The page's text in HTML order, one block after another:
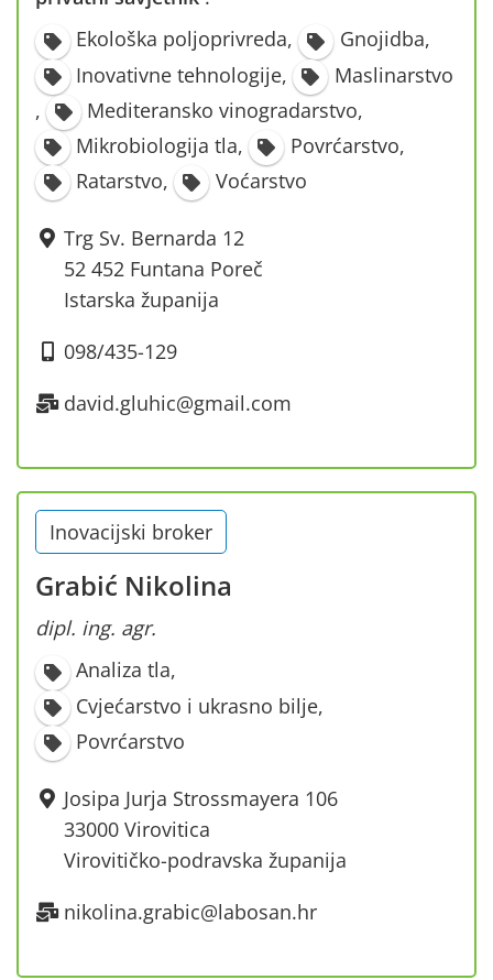
Ekološka poljoprivreda, Gnojidba,
Inovativne tehnologije,
Maslinarstvo
,
Mediteransko vinogradarstvo,
Mikrobiologija tla, Povrćarstvo,
Ratarstvo, Voćarstvo
Trg Sv. Bernarda 12
52 452 Funtana Poreč
Istarska županija
098/435-129
david.gluhic@gmail.com
Inovacijski broker
Grabić Nikolina
dipl. ing. agr.
Analiza tla,
Cvjećarstvo i ukrasno bilje,
Povrćarstvo
Josipa Jurja Strossmayera 106
33000 Virovitica
Virovitičko-podravska županija
nikolina.grabic@labosan.hr